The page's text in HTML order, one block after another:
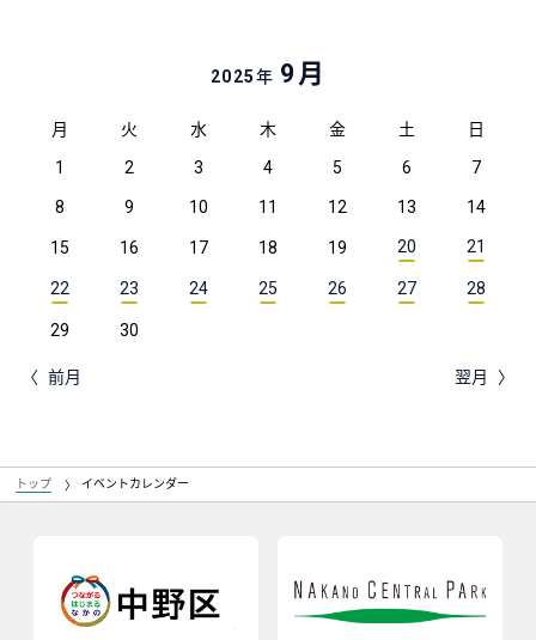
2025年 9 月
月 火 水 木 金 土 日
1 2 3 4 5 6 7
8 9 10 11 12 13 14
15 16 17 18 19 20 21
22 23 24 25 26 27 28
29 30
前月 翌月
トップ イベントカレンダー